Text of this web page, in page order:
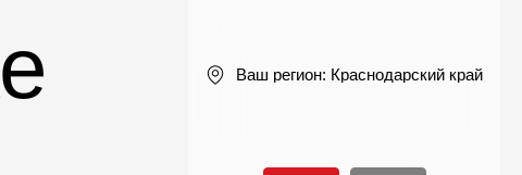
Ваш регион: Краснодарский край